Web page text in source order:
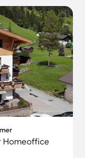
Homeoffice